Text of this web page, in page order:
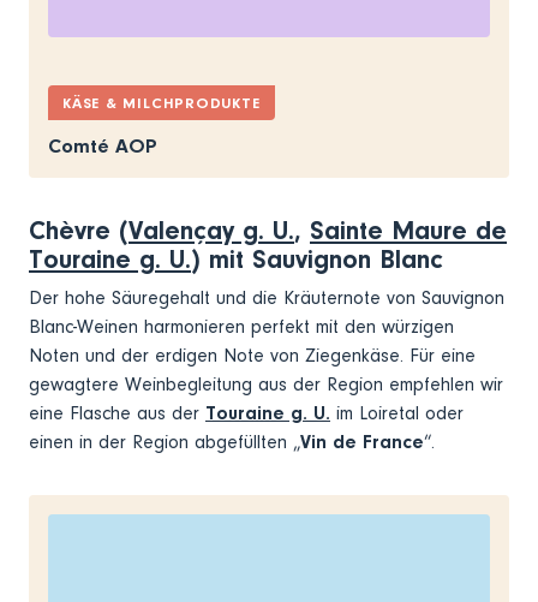
KÄSE & MILCHPRODUKTE
Comté AOP
Chèvre (Valençay g. U., Sainte Maure de
Touraine g. U.) mit Sauvignon Blanc
Der hohe Säuregehalt und die Kräuternote von Sauvignon
Blanc-Weinen harmonieren perfekt mit den würzigen
Noten und der erdigen Note von Ziegenkäse. Für eine
gewagtere Weinbegleitung aus der Region empfehlen wir
eine Flasche aus der Touraine g. U. im Loiretal oder
einen in der Region abgefüllten „Vin de France“.